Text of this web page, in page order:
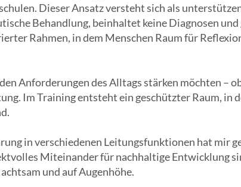
Dieser Ansatz versteht sich als
Behandlung, beinhaltet keine Diagnosen
Rahmen, in dem Menschen Raum für
Anforderungen des Alltags stärken möchten –
Im Training entsteht ein geschützter Raum, in
in verschiedenen Leitungsfunktionen hat mir
Miteinander für nachhaltige Entwicklung
und auf Augenhöhe.